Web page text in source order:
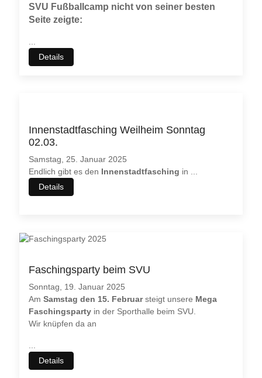
SVU Fußballcamp nicht von seiner besten
Seite zeigte:
Details
Innenstadtfasching Weilheim Sonntag
02.03.
Samstag, 25. Januar 2025
Endlich gibt es den Innenstadtfasching in
Details
Faschingsparty beim SVU
Sonntag, 19. Januar 2025
AmSamstag den 15. Februarsteigt unsere Mega
Faschingsparty in der Sporthalle beim SVU.
Wir knüpfen da an
Details